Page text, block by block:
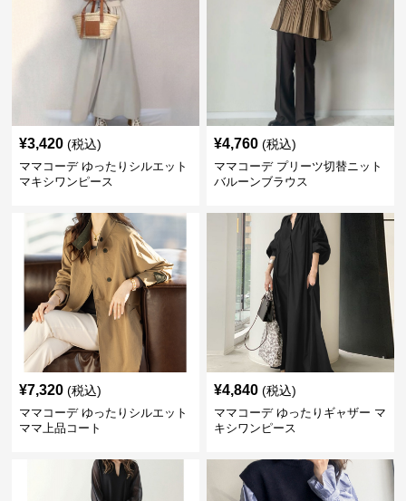
¥3,420 (税込)
ママコーデ ゆったりシルエット
マキシワンピース
¥4,760 (税込)
ママコーデ プリーツ切替ニット
バルーンブラウス
¥7,320 (税込)
ママコーデ ゆったりシルエット
ママ上品コート
¥4,840 (税込)
ママコーデ ゆったりギャザー マ
キシワンピース